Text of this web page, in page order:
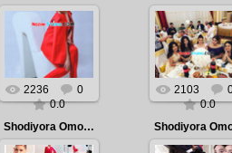
2016.08.14
Shodiyora
Omonova - Foto
2016
Admin
2236
0
0.0
2016.08.14
Shodiyora
Omonova -
2016
Admin
2103
0.0
Shodiyora Omonova - Foto 2016